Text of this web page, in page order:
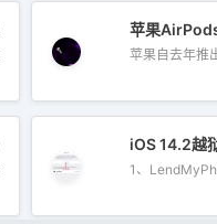
复即可立即尝试！
观看视...
苹果
苹果自去年推
无法配对怎么办？
的 Ap...
iOS 14.2越
1、